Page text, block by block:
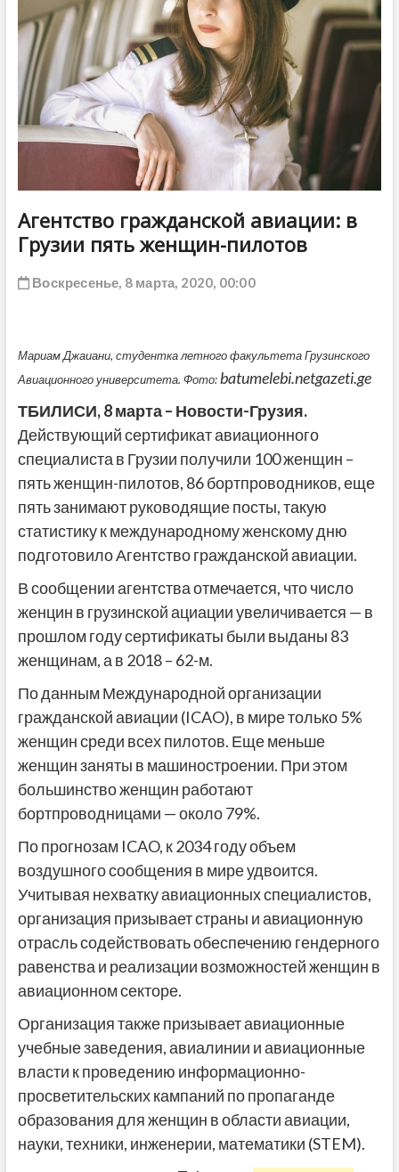
Агентство гражданской авиации: в
Грузии пять женщин-пилотов
Воскресенье, 8 марта, 2020, 00:00
Мариам Джаиани, студентка летного факультета Грузинского
Авиационного университета. Фото:batumelebi.netgazeti.ge
ТБИЛИСИ,8марта – Новости-Грузия.
Действующий сертификат авиационного
специалиста в Грузии получили 100 женщин –
пять женщин-пилотов, 86 бортпроводников, еще
пять занимают руководящие посты, такую
статистику к международному женскому дню
подготовило Агентство гражданской авиации.
В сообщении агентства отмечается, что число
женцин в грузинской ациации увеличивается — в
прошлом году сертификаты были выданы 83
женщинам, а в 2018 – 62-м.
По данным Международной организации
гражданской авиации (ICAO), в мире только 5%
женщин среди всех пилотов. Еще меньше
женщин заняты в машиностроении. При этом
большинство женщин работают
бортпроводницами — около 79%.
По прогнозам ICAO, к 2034 году объем
воздушного сообщения в мире удвоится.
Учитывая нехватку авиационных специалистов,
организация призывает страны и авиационную
отрасль содействовать обеспечению гендерного
равенства и реализации возможностей женщин в
авиационном секторе.
Организация также призывает авиационные
учебные заведения, авиалинии и авиационные
власти к проведению информационно-
просветительских кампаний по пропаганде
образования для женщин в области авиации,
науки, техники, инженерии, математики (STEM).